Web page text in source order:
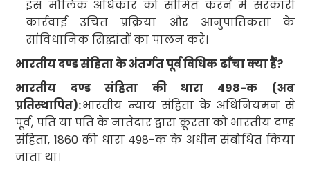
इस मौलिक अधिकार को सीमित करने में सरकारी
कार्रवाई उचित प्रक्रिया और आनुपातिकता के
सांविधानिक सिद्धांतों का पालन करे।
भारतीय दण्ड संहिता के अंतर्गत पूर्व विधिकढाँचा क्या हैं?
भारतीय दण्ड संहिता की धारा 498-क (अब
प्रतिस्थापित):भारतीय न्याय संहिता के अधिनियमन से
पूर्व, पति या पति के नातेदार द्वारा क्रूरता को भारतीय दण्ड
संहिता, 1860की धारा 498-क के अधीन संबोधित किया
जाता था।